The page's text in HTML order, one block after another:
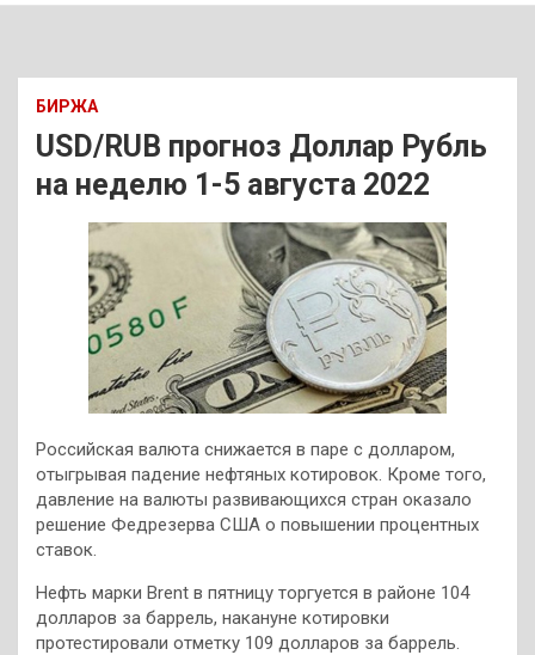
БИРЖА
USD/RUB прогноз Доллар Рубль
на неделю 1-5 августа 2022
Российская валюта снижается в паре с долларом,
отыгрывая падение нефтяных котировок. Кроме того,
давление на валюты развивающихся стран оказало
решение Федрезерва США о повышении процентных
ставок.
Нефть марки Brent в пятницу торгуется в районе 104
долларов за баррель, накануне котировки
протестировали отметку 109 долларов за баррель.